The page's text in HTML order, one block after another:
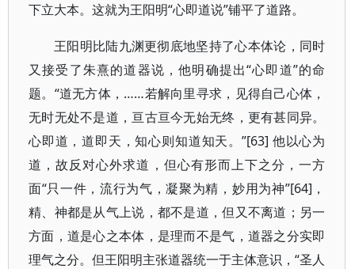
下立大本。这就为王阳明“心即道说”铺平了道路。
王阳明比陆九渊更彻底地坚持了心本体论，同时
又接受了朱熹的道器说，他明确提出“心即道”的命
题。“道无方体，……若解向里寻求，见得自己心体，
无时无处不是道，亘古亘今无始无终，更有甚同异。
心即道，道即天，知心则知道知天。”[63] 他以心为
道，故反对心外求道，但心有形而上下之分，一方
面“只一件，流行为气，凝聚为精，妙用为神”[64]，
精、神都是从气上说，都不是道，但又不离道；另一
方面，道是心之本体，是理而不是气，道器之分实即
理气之分。但王阳明主张道器统一于主体意识，“圣人